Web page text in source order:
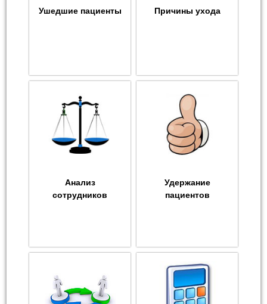
Ушедшие пациенты Причины ухода
Анализ
сотрудников
Удержание
пациентов